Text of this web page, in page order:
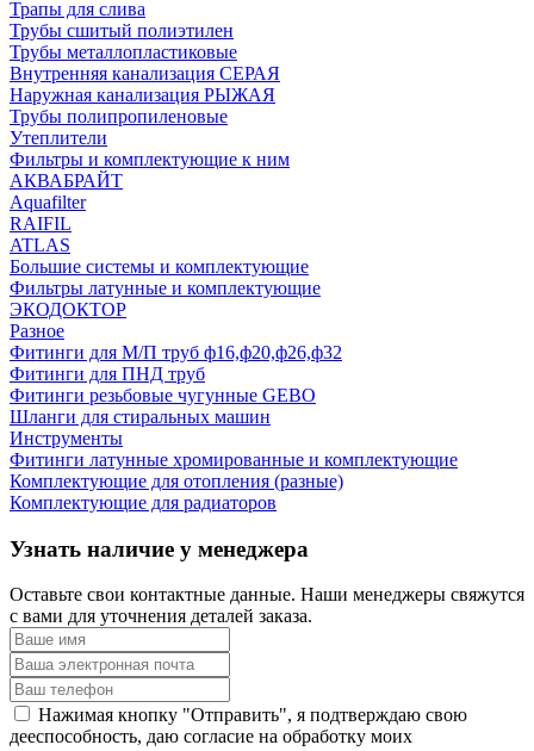
Трапы для слива
Трубы сшитый полиэтилен
Трубы металлопластиковые
Внутренняя канализация СЕРАЯ
Наружная канализация РЫЖАЯ
Трубы полипропиленовые
Утеплители
Фильтры и комплектующие к ним
АКВАБРАЙТ
Aquafilter
RAIFIL
ATLAS
Большие системы и комплектующие
Фильтры латунные и комплектующие
ЭКОДОКТОР
Разное
Фитинги для М/П труб ф16,ф20,ф26,ф32
Фитинги для ПНД труб
Фитинги резьбовые чугунные GEBO
Шланги для стиральных машин
Инструменты
Фитинги латунные хромированные и комплектующие
Комплектующие для отопления (разные)
Комплектующие для радиаторов
Узнать наличие у менеджера
Оставьте свои контактные данные. Наши менеджеры свяжутся
с вами для уточнения деталей заказа.
Нажимая кнопку "Отправить", я подтверждаю свою
дееспособность, даю согласие на обработку моих